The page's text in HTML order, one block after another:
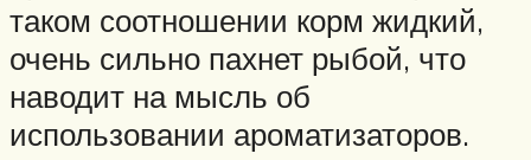
таком соотношении корм жидкий,
очень сильно пахнет рыбой, что
наводит на мысль об
использовании ароматизаторов.